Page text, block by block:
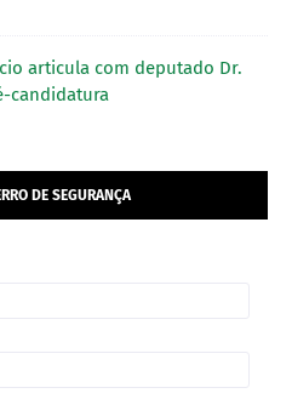
articula com deputado Dr.
candidatura
DE SEGURANÇA